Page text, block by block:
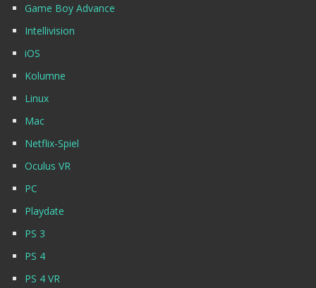
Game Boy Advance
Intellivision
iOS
Kolumne
Linux
Mac
Netflix-Spiel
Oculus VR
PC
Playdate
PS 3
PS 4
PS 4 VR